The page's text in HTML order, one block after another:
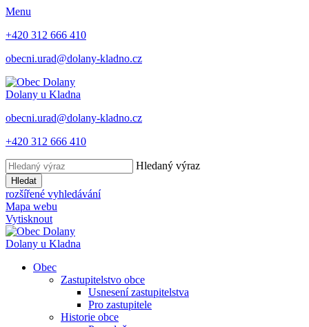
Menu
+420 312 666 410
obecni.urad@dolany-kladno.cz
Dolany u Kladna
obecni.urad@dolany-kladno.cz
+420 312 666 410
Hledaný výraz
Hledat
rozšířené vyhledávání
Mapa webu
Vytisknout
Dolany u Kladna
Obec
Zastupitelstvo obce
Usnesení zastupitelstva
Pro zastupitele
Historie obce